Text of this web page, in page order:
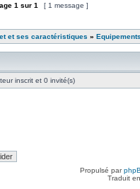
1 sur 1 [ 1 message ]
et ses caractéristiques »
inscrit et 0 invité(s)
Propulsé par
Traduit